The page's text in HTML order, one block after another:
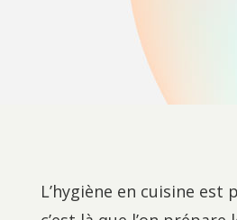
L’hygiène en cuisine